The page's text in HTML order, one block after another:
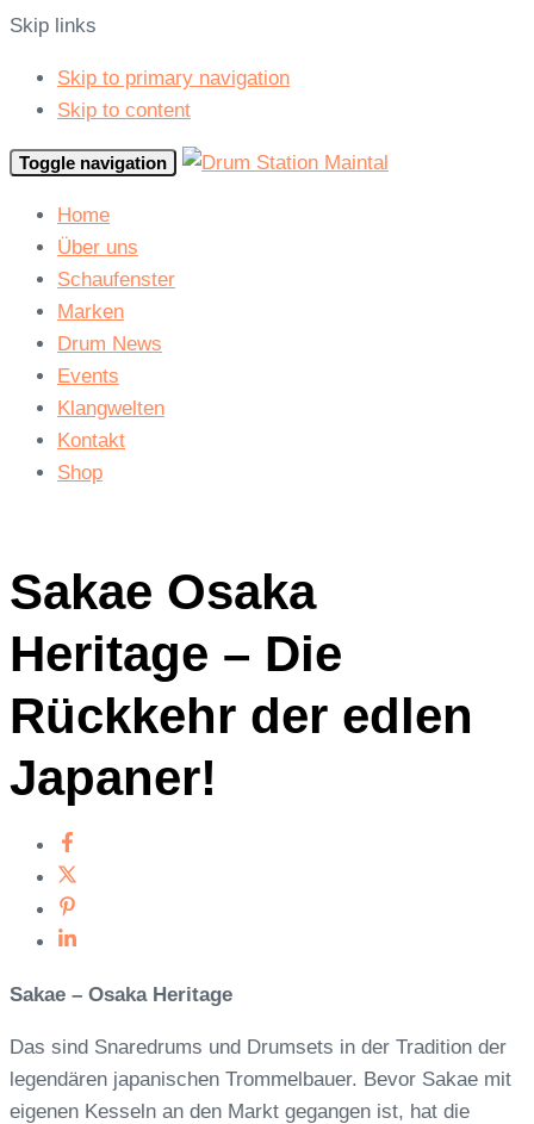
Skip links
Skip to primary navigation
Skip to content
Toggle navigation
Home
Über uns
Schaufenster
Marken
Drum News
Events
Klangwelten
Kontakt
Shop
Sakae Osaka
Heritage – Die
Rückkehr der edlen
Japaner!
Sakae – Osaka Heritage
Das sind Snaredrums und Drumsets in der Tradition der
legendären japanischen Trommelbauer. Bevor Sakae mit
eigenen Kesseln an den Markt gegangen ist, hat die